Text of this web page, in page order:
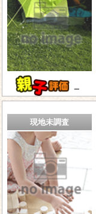
－
現地未調査